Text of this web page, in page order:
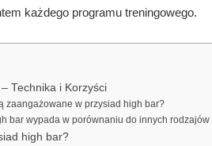
każdego programu treningowego.
Technika i Korzyści
zaangażowane w przysiad high bar?
bar wypada w porównaniu do innych
high bar?